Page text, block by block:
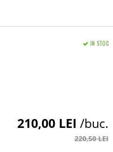
IN STOC
210,00 LEI /buc.
220,50 LEI